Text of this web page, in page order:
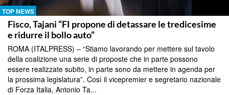
TOP NEWS
Fisco, Tajani “FI propone di detassare le tredicesime
e ridurre il bollo auto”
ROMA (ITALPRESS) – “Stiamo lavorando per mettere sul tavolo
della coalizione una serie di proposte che in parte possono
essere realizzate subito, in parte sono da mettere in agenda per
la prossima legislatura”. Così il vicepremier e segretario nazionale
di Forza Italia, Antonio Ta...